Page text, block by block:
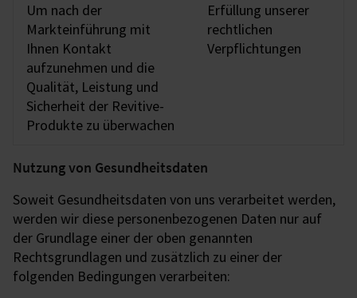
Um nach der
Markteinführung mit
Ihnen Kontakt
aufzunehmen und die
Qualität, Leistung und
Sicherheit der Revitive-
Produkte zu überwachen
Erfüllung unserer
rechtlichen
Verpflichtungen
Nutzung von Gesundheitsdaten
Soweit Gesundheitsdaten von uns verarbeitet werden,
werden wir diese personenbezogenen Daten nur auf
der Grundlage einer der oben genannten
Rechtsgrundlagen und zusätzlich zu einer der
folgenden Bedingungen verarbeiten: